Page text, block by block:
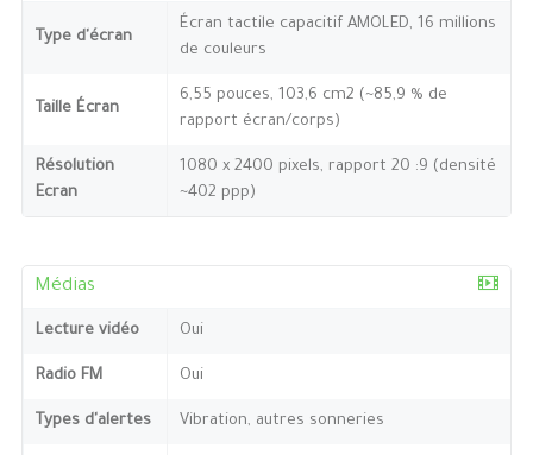
Type d'écran
Écran tactile capacitif AMOLED, 16 millions
de couleurs
Taille Écran
6,55 pouces, 103,6 cm2 (~85,9 % de
rapport écran/corps)
Résolution
Ecran
1080 x 2400 pixels, rapport 20 :9 (densité
~402 ppp)
Médias
Lecture vidéo Oui
Radio FM Oui
Types d'alertes Vibration, autres sonneries